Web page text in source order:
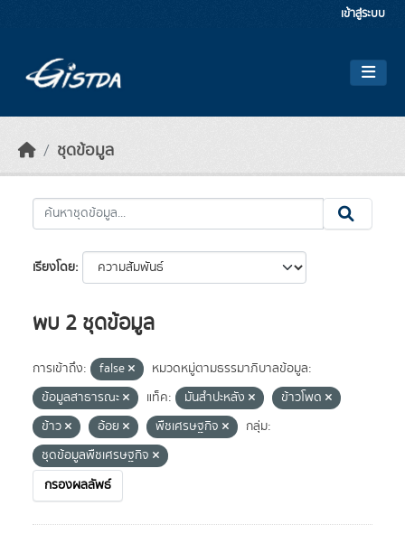
เข้าสู่ระบบ
ชุดข้อมูล
เรียงโดย
พบ 2 ชุดข้อมูล
การเข้าถึง: false
หมวดหมู่ตามธรรมาภิบาลข้อมูล:
ข้อมูลสาธารณะ
แท็ค: มันสำปะหลัง
ข้าวโพด
ข้าว
อ้อย พืชเศรษฐกิจ
กลุ่ม:
ชุดข้อมูลพืชเศรษฐกิจ
กรองผลลัพธ์